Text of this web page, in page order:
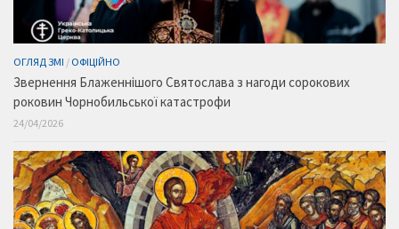
ОГЛЯД ЗМІ / ОФІЦІЙНО
Звернення Блаженнішого Святослава з нагоди сорокових
роковин Чорнобильської катастрофи
24/04/2026